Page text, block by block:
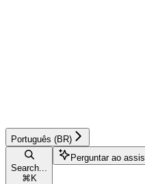
Português (BR)
Search...
⌘ K
Perguntar ao